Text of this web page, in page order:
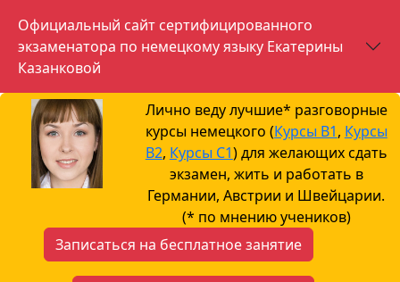
Официальный сайт сертифицированного
экзаменатора по немецкому языку Екатерины
Казанковой
Лично веду лучшие* разговорные
курсы немецкого (Курсы B1, Курсы
B2, Курсы С1) для желающих сдать
экзамен, жить и работать в
Германии, Австрии и Швейцарии.
(* по мнению учеников)
Записаться на бесплатное занятие